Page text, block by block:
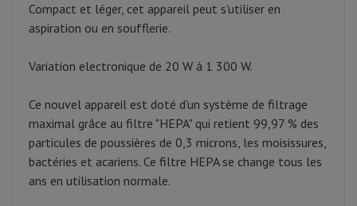
Compact et léger, cet appareil peut s'utiliser en
aspiration ou en soufflerie.
Variation electronique de 20 W à 1 300 W.
Ce nouvel appareil est doté d'un système de filtrage
maximal grâce au filtre "HEPA" qui retient 99,97 % des
particules de poussières de 0,3 microns, les moisissures,
bactéries et acariens. Ce filtre HEPA se change tous les
ans en utilisation normale.